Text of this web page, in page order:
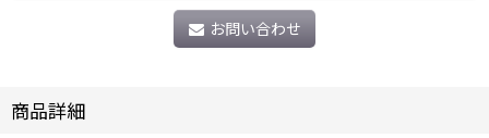
お問い合わせ
商品詳細